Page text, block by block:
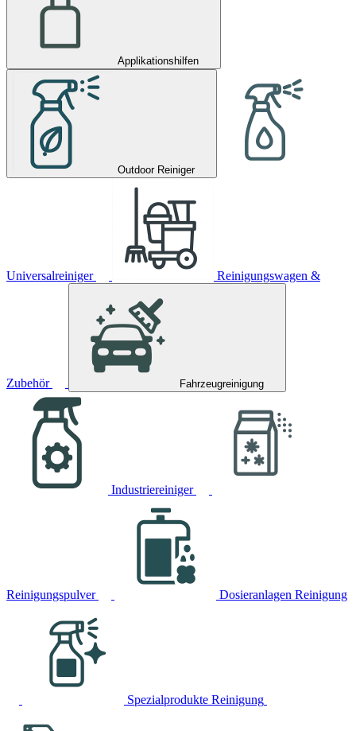
Applikationshilfen
Outdoor Reiniger
Universalreiniger Reinigungswagen &
Zubehör Fahrzeugreinigung
Industriereiniger
Reinigungspulver Dosieranlagen Reinigung
Spezialprodukte Reinigung